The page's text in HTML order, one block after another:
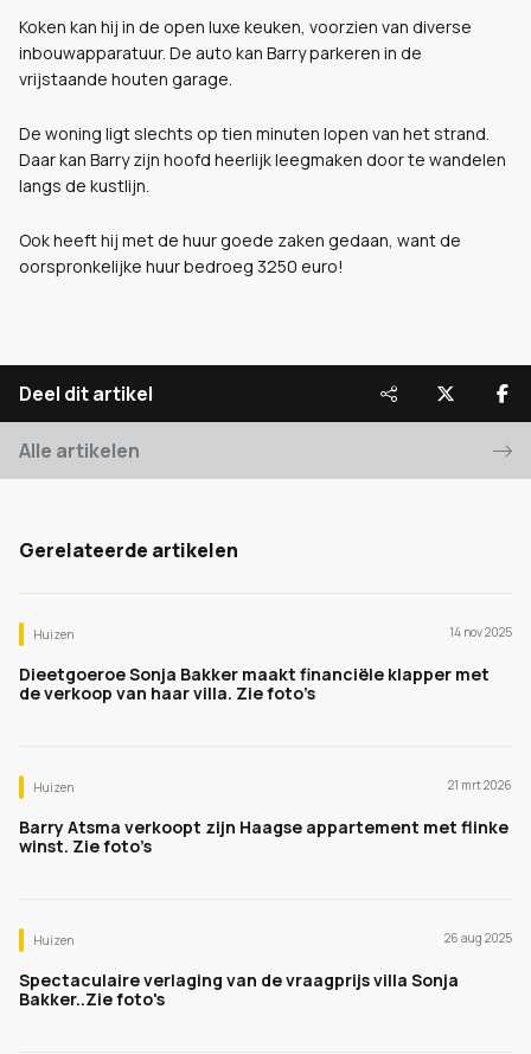
Koken kan hij in de open luxe keuken, voorzien van diverse
inbouwapparatuur. De auto kan Barry parkeren in de
vrijstaande houten garage.
De woning ligt slechts op tien minuten lopen van het strand.
Daar kan Barry zijn hoofd heerlijk leegmaken door te wandelen
langs de kustlijn.
Ook heeft hij met de huur goede zaken gedaan, want de
oorspronkelijke huur bedroeg 3250 euro!
Deel dit artikel
Alle artikelen
Gerelateerde artikelen
Huizen 14 nov 2025
Dieetgoeroe Sonja Bakker maakt financiële klapper met
de verkoop van haar villa. Zie foto’s
Huizen 21 mrt 2026
Barry Atsma verkoopt zijn Haagse appartement met flinke
winst. Zie foto’s
Huizen 26 aug 2025
Spectaculaire verlaging van de vraagprijs villa Sonja
Bakker..Zie foto's